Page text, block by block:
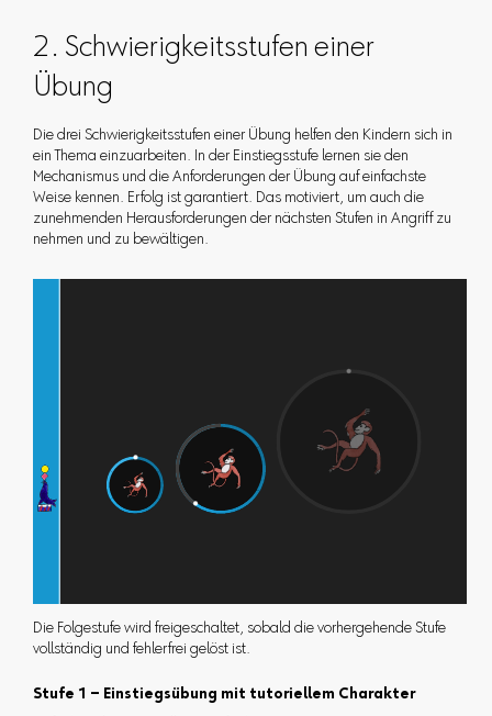
2. Schwierigkeitsstufen einer
Übung
Die drei Schwierigkeitsstufen einer Übung helfen den Kindern sich in
ein Thema einzuarbeiten. In der Einstiegsstufe lernen sie den
Mechanismus und die Anforderungen der Übung auf einfachste
Weise kennen. Erfolg ist garantiert. Das motiviert, um auch die
zunehmenden Herausforderungen der nächsten Stufen in Angriff zu
nehmen und zu bewältigen.
Die Folgestufe wird freigeschaltet, sobald die vorhergehende Stufe
vollständig und fehlerfrei gelöst ist.
Stufe 1 – Einstiegsübung mit tutoriellem Charakter